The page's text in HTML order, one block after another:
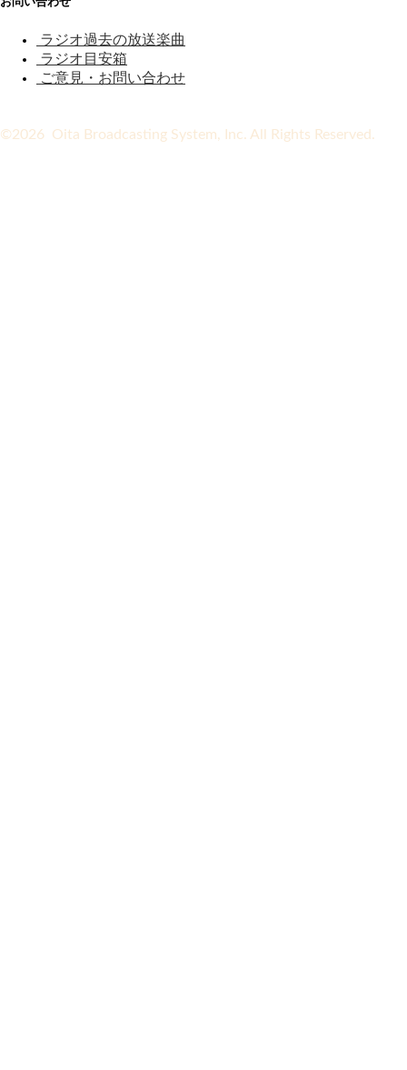
ラジオ過去の放送楽曲
ラジオ目安箱
ご意見・お問い合わせ
©2026 Oita Broadcasting System, Inc. All Rights Reserved.